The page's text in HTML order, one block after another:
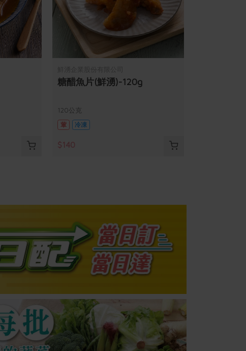
糖醋魚片(鮮湧)-120g
120公克
葷
冷凍
$140